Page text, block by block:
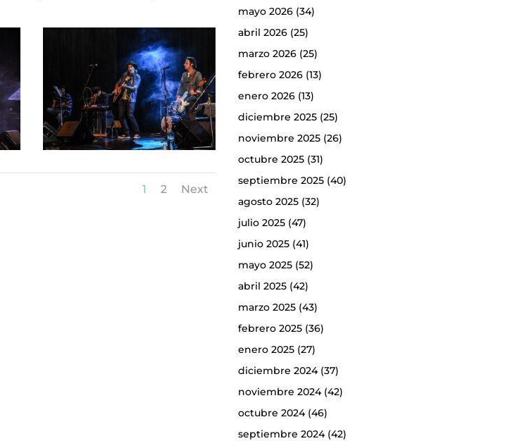
1 2 Next
mayo 2026(34)
abril 2026(25)
marzo 2026(25)
febrero 2026(13)
enero 2026(13)
diciembre 2025(25)
noviembre 2025(26)
octubre 2025(31)
septiembre 2025(40)
agosto 2025(32)
julio 2025(47)
junio 2025(41)
mayo 2025(52)
abril 2025(42)
marzo 2025(43)
febrero 2025(36)
enero 2025(27)
diciembre 2024(37)
noviembre 2024(42)
octubre 2024(46)
septiembre 2024(42)